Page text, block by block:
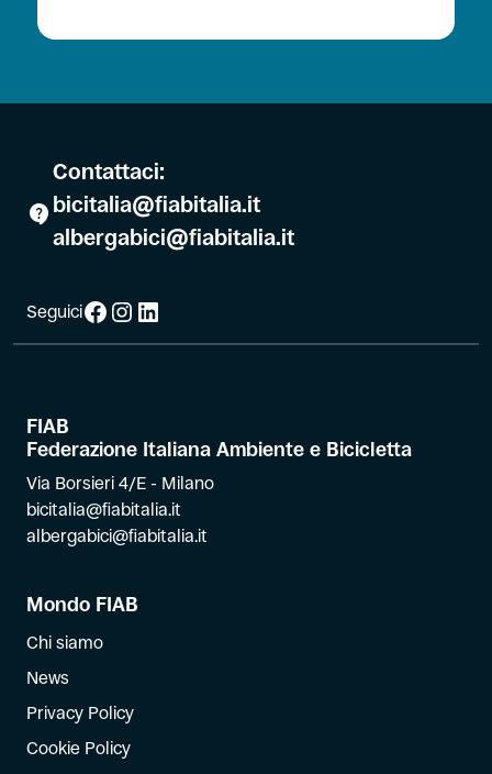
Contattaci:
bicitalia@fiabitalia.it
albergabici@fiabitalia.it
SeguiciFacebook
Instagram
LinkedIn
FIAB
Federazione Italiana Ambiente e Bicicletta
Via Borsieri 4/E - Milano
bicitalia@fiabitalia.it
albergabici@fiabitalia.it
Mondo FIAB
Chi siamo
News
Privacy Policy
Cookie Policy